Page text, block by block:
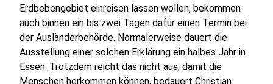
Erdbebengebiet einreisen lassen wollen, bekommen
auch binnen ein bis zwei Tagen dafür einen Termin bei
der Ausländerbehörde. Normalerweise dauert die
Ausstellung einer solchen Erklärung ein halbes Jahr in
Essen. Trotzdem reicht das nicht aus, damit die
Menschen herkommen können, bedauert Christian